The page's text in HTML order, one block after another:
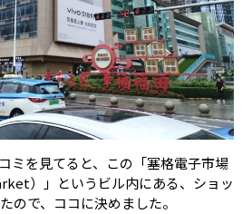
ミを見てると、この「塞格電子市場
）」というビル内にある、ショッ
ので、ココに決めました。